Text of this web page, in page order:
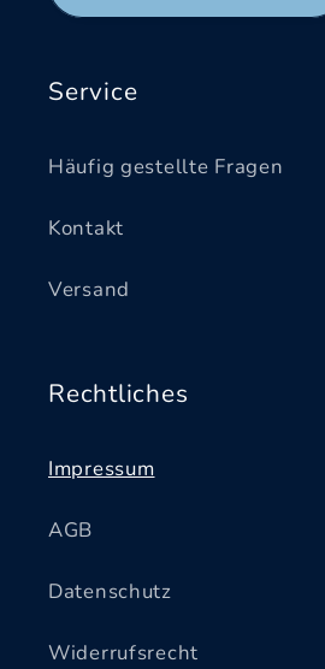
Service
Häufig gestellte Fragen
Kontakt
Versand
Rechtliches
Impressum
AGB
Datenschutz
Widerrufsrecht